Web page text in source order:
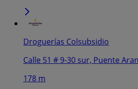
Droguerías Colsubsidio
Calle 51 # 9-30 sur, Puente
178 m